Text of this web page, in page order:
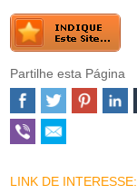
Partilhe esta Página
LINK DE INTERESSE: